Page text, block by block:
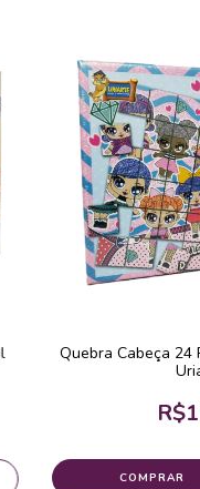
Quebra Cabeça 24